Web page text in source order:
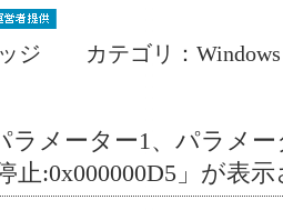
ッジ カテゴリ：
ラメーター1、パラメ
止:0x000000D5」が表